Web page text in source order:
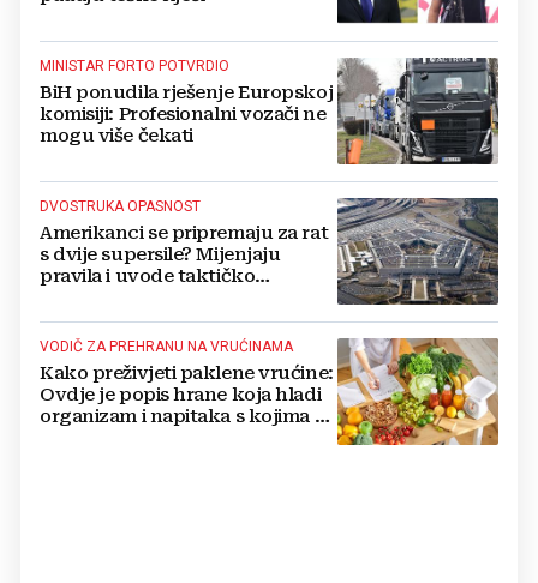
MINISTAR FORTO POTVRDIO
BiH ponudila rješenje Europskoj
komisiji: Profesionalni vozači ne
mogu više čekati
DVOSTRUKA OPASNOST
Amerikanci se pripremaju za rat
s dvije supersile? Mijenjaju
pravila i uvode taktičko
VODIČ ZA PREHRANU NA VRUĆINAMA
Kako preživjeti paklene vrućine:
Ovdje je popis hrane koja hladi
organizam i napitaka s kojima si